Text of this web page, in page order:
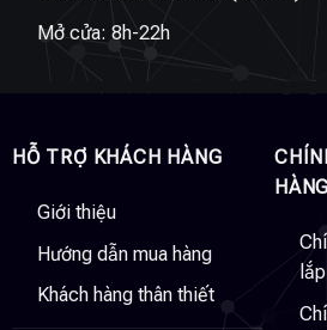
Mở cửa: 8h-22h
HỖ TRỢ KHÁCH HÀNG
Giới thiệu
Hướng dẫn mua hàng
Khách hàng thân thiết
HÀNG